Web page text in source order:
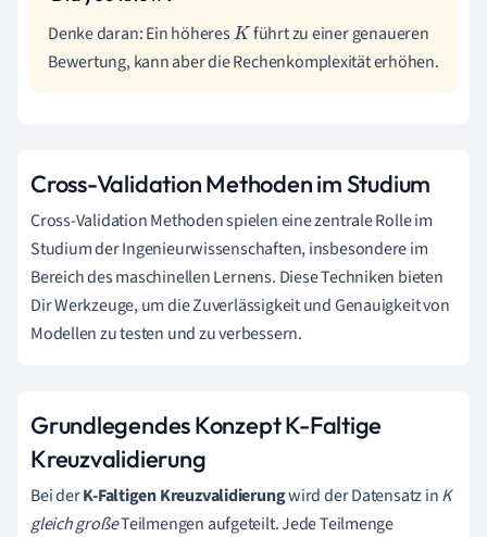
Denke daran: Ein höheresK führt zu einer genaueren
Bewertung, kann aber die Rechenkomplexität erhöhen.
Cross-Validation Methoden im Studium
Cross-Validation Methoden spielen eine zentrale Rolle im
Studium der Ingenieurwissenschaften, insbesondere im
Bereich des maschinellen Lernens. Diese Techniken bieten
Dir Werkzeuge, um die Zuverlässigkeit und Genauigkeit von
Modellen zu testen und zu verbessern.
Grundlegendes Konzept K-Faltige
Kreuzvalidierung
Bei derK-Faltigen Kreuzvalidierungwird der Datensatz inK
gleich großeTeilmengen aufgeteilt. Jede Teilmenge